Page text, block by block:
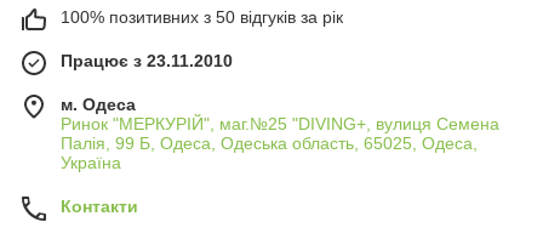
100% позитивних з 50 відгуків за рік
Працює з 23.11.2010
м. Одеса
Ринок "МЕРКУРІЙ", маг.№25 "DIVING+, вулиця Семена
Палія, 99 Б, Одеса, Одеська область, 65025, Одеса,
Україна
Контакти